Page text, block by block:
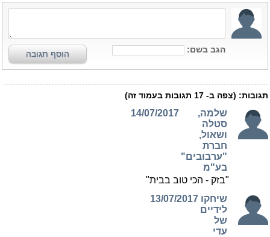
הגב בשם: הוסף תגובה
תגובות: (צפה ב- 17 תגובות בעמוד זה)
שלמה,
סטלה
ושאול,
חברת
"ערבובים"
בע"מ
14/07/2017
"בזק - הכי טוב בבית"
שיחקו
לידיים
של
עדי
13/07/2017